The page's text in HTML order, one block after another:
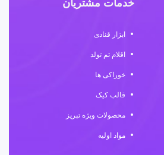
خدمات مشتریان
ابزار قنادی
اقلام تم تولد
خوراکی ها
قالب کیک
محصولات ویژه تبریز
مواد اولیه